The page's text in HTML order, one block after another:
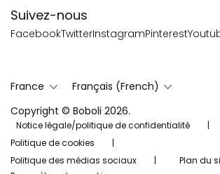
Suivez-nous
FacebookTwitterInstagramPinterest
France
Français (French)
Copyright © Boboli 2026.
Notice légale/politique de confidentialité
Politique de cookies
Politique des médias sociaux
Plan du